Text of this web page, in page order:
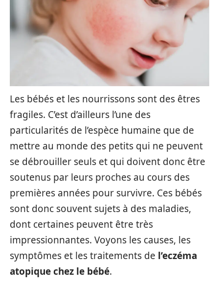
Les bébés et les nourrissons sont des êtres
fragiles. C’est d’ailleurs l’une des
particularités de l’espèce humaine que de
mettre au monde des petits qui ne peuvent
se débrouiller seuls et qui doivent donc être
soutenus par leurs proches au cours des
premières années pour survivre. Ces bébés
sont donc souvent sujets à des maladies,
dont certaines peuvent être très
impressionnantes. Voyons les causes, les
symptômes et les traitements de l’eczéma
atopique chez le bébé.